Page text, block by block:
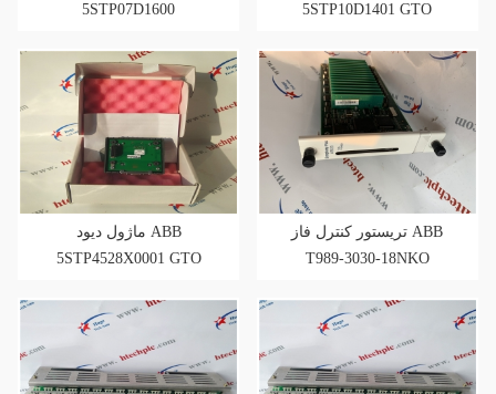
5STP07D1600
5STP10D1401 GTO
ماژول دیود ABB
5STP4528X0001 GTO
تریستور کنترل فاز ABB
T989-3030-18NKO